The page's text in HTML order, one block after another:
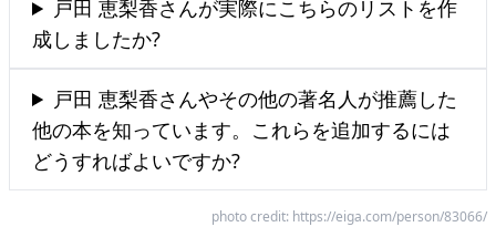
戸田 恵梨香さんが実際にこちらのリストを作
成しましたか?
戸田 恵梨香さんやその他の著名人が推薦した
他の本を知っています。これらを追加するには
どうすればよいですか?
photo credit: https://eiga.com/person/83066/